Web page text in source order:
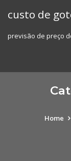
custo de
previsão de preço
Home